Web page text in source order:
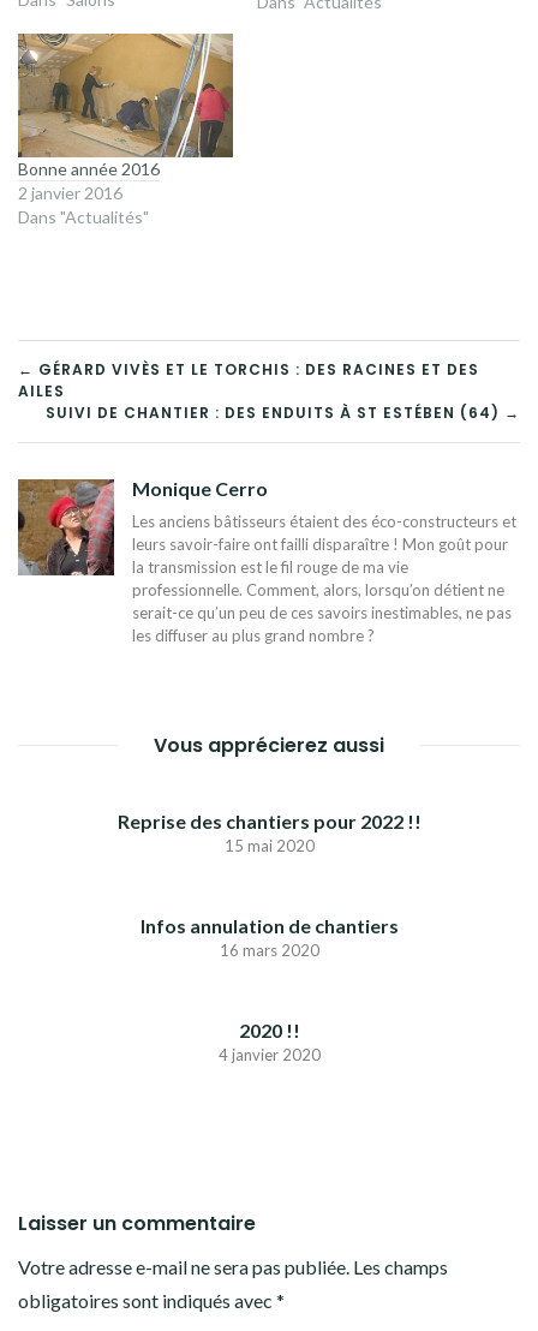
courageux salariés, le
dimanche 22, histoire de leur
permettre de prendre…
Bonne année 2016
2 janvier 2016
Dans "Actualités"
NAVIGATION
DE
L’ARTICLE
← GÉRARD VIVÈS ET LE TORCHIS : DES RACINES ET DES
AILES
SUIVI DE CHANTIER : DES ENDUITS À ST ESTÉBEN (64) →
Monique Cerro
Les anciens bâtisseurs étaient des éco-constructeurs et
leurs savoir-faire ont failli disparaître ! Mon goût pour
la transmission est le fil rouge de ma vie
professionnelle. Comment, alors, lorsqu’on détient ne
serait-ce qu’un peu de ces savoirs inestimables, ne pas
les diffuser au plus grand nombre ?
Vous apprécierez aussi
Reprise des chantiers pour 2022 !!
15 mai 2020
Infos annulation de chantiers
16 mars 2020
2020 !!
4 janvier 2020
Laisser un commentaire
Votre adresse e-mail ne sera pas publiée. Les champs
obligatoires sont indiqués avec *